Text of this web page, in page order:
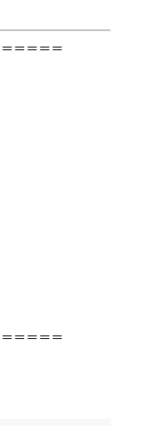
＝＝＝＝
＝＝＝＝